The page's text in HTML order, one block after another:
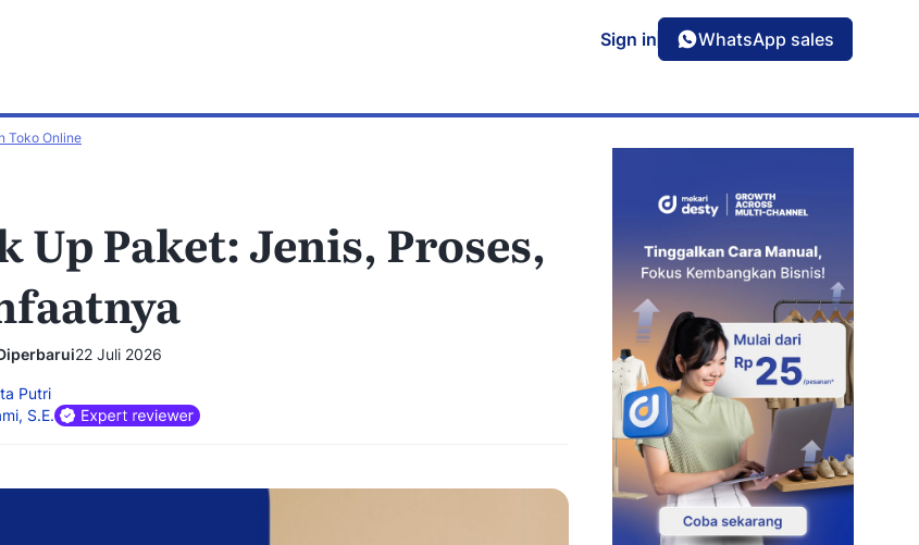
resmi Mekari Desty
Sign in WhatsApp sales
Toko Online
Up Paket: Jenis, Proses,
22 Juli 2026
Putri
S.E.